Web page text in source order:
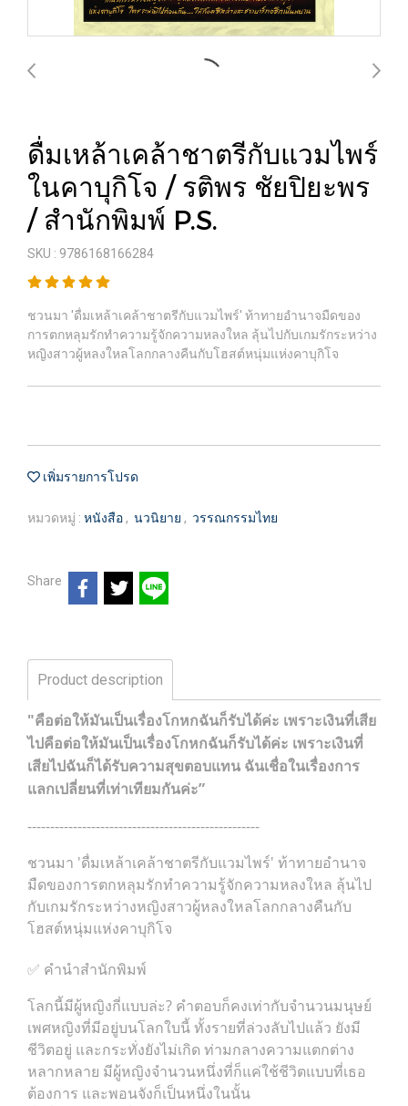
ดื่มเหล้าเคล้าชาตรีกับแวมไพร์
ในคาบุกิโจ / รติพร ชัยปิยะพร
/ สำนักพิมพ์ P.S.
SKU : 9786168166284
ชวนมา 'ดื่มเหล้าเคล้าชาตรีกับแวมไพร์'​ ท้าทายอำนาจมืดของ
การตกหลุมรักทำความรู้จักความหลงใหล​ ลุ้นไปกับเกมรักระหว่าง
หญิงสาวผู้หลงใหลโลกกลางคืนกับโฮสต์หนุ่มแห่งคาบุกิโจ
เพิ่มรายการโปรด
หมวดหมู่ : หนังสือ , นวนิยาย , วรรณกรรมไทย
Share
Product description
"คือต่อให้มันเป็นเรื่องโกหกฉันก็รับได้ค่ะ เพราะเงินที่เสีย
ไปคือต่อให้มันเป็นเรื่องโกหกฉันก็รับได้ค่ะ เพราะเงินที่
เสียไปฉันก็ได้รับความสุขตอบแทน ฉันเชื่อในเรื่องการ
แลกเปลี่ยนที่เท่าเทียมกันค่ะ”
---------------------------------------------------
ชวนมา 'ดื่มเหล้าเคล้าชาตรีกับแวมไพร์'​ ท้าทายอำนาจ
มืดของการตกหลุมรักทำความรู้จักความหลงใหล​ ลุ้นไป
กับเกมรักระหว่างหญิงสาวผู้หลงใหลโลกกลางคืนกับ
โฮสต์หนุ่มแห่งคาบุกิโจ
✅ คำนำสำนักพิมพ์
โลกนี้มีผู้หญิงกี่แบบล่ะ? คำตอบก็คงเท่ากับจำนวนมนุษย์
เพศหญิงที่มีอยู่บนโลกใบนี้ ทั้งรายที่ล่วงลับไปแล้ว ยังมี
ชีวิตอยู่ และกระทั่งยังไม่เกิด ท่ามกลางความแตกต่าง
หลากหลาย มีผู้หญิงจำนวนหนึ่งที่ก็แค่ใช้ชีวิตแบบที่เธอ
ต้องการ และพอนจังก็เป็นหนึ่งในนั้น